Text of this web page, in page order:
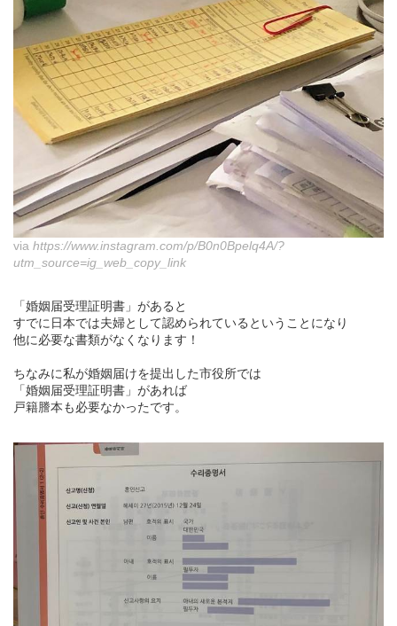
via https://www.instagram.com/p/B0n0Bpelq4A/?
utm_source=ig_web_copy_link
「婚姻届受理証明書」があると
すでに日本では夫婦として認められているということになり
他に必要な書類がなくなります！
ちなみに私が婚姻届けを提出した市役所では
「婚姻届受理証明書」があれば
戸籍謄本も必要なかったです。